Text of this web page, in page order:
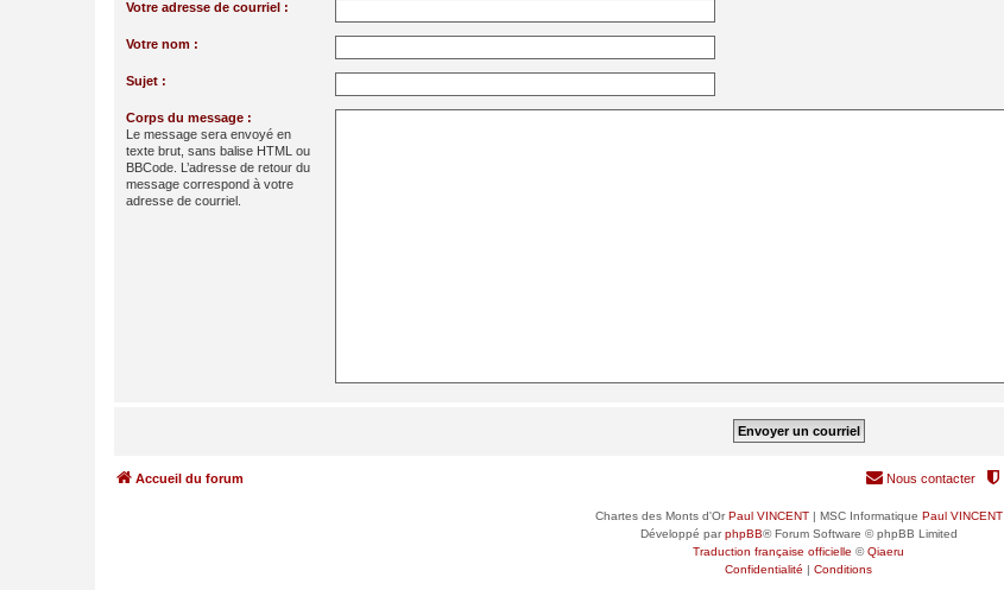
Votre adresse de courriel :
Votre nom :
Sujet :
Corps du message :
Le message sera envoyé en
texte brut, sans balise HTML ou
BBCode. L’adresse de retour du
message correspond à votre
adresse de courriel.
Accueil du forum Nous contacter
Chartes des Monts d'OrPaul VINCENT| MSC Informatique Paul VINCENT
Développé parphpBB® Forum Software © phpBB Limited
Traduction française officielle ©Qiaeru
Confidentialité | Conditions